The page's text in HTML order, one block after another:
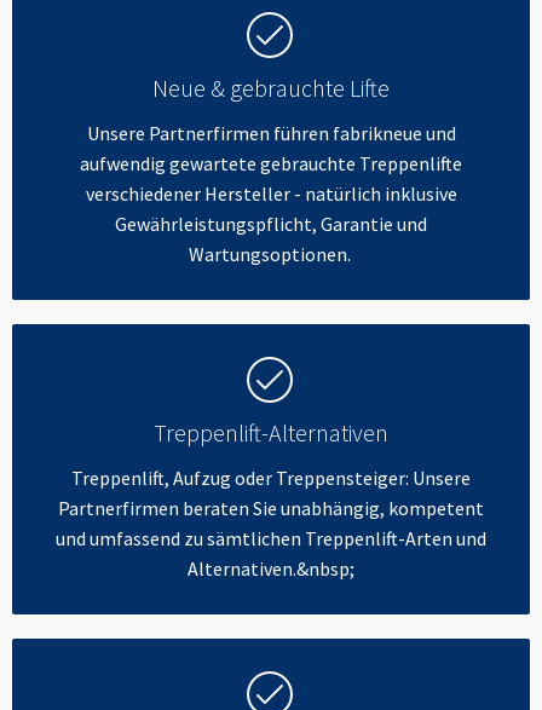
Neue & gebrauchte Lifte
Unsere Partnerfirmen führen fabrikneue und
aufwendig gewartete gebrauchte Treppenlifte
verschiedener Hersteller - natürlich inklusive
Gewährleistungspflicht, Garantie und
Wartungsoptionen.
Treppenlift-Alternativen
Treppenlift, Aufzug oder Treppensteiger: Unsere
Partnerfirmen beraten Sie unabhängig, kompetent
und umfassend zu sämtlichen Treppenlift-Arten und
Alternativen.&nbsp;